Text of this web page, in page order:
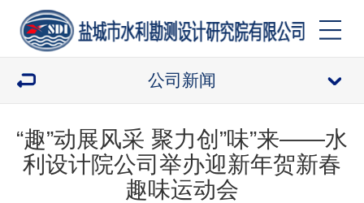
公司新闻
“趣”动展风采 聚力创”味”来——水
利设计院公司举办迎新年贺新春
趣味运动会